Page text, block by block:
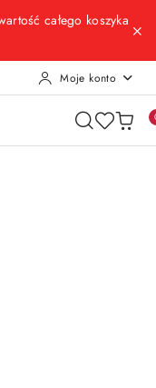
całego koszyka
Moje konto